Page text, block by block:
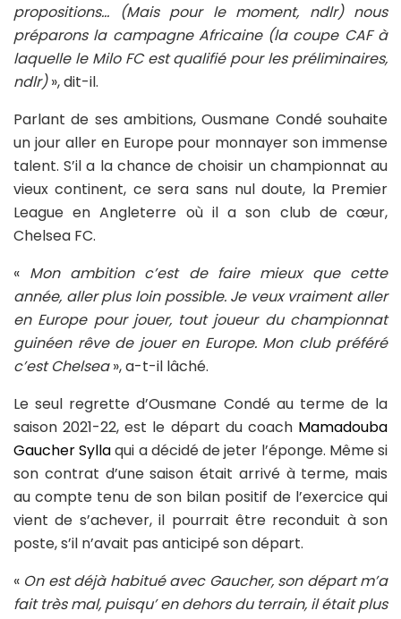
propositions… (Mais pour le moment, ndlr) nous
préparons la campagne Africaine (la coupe CAF à
laquelle le Milo FC est qualifié pour les préliminaires,
ndlr)», dit-il.
Parlant de ses ambitions, Ousmane Condé souhaite
un jour aller en Europe pour monnayer son immense
talent. S’il a la chance de choisir un championnat au
vieux continent, ce sera sans nul doute, la Premier
League en Angleterre où il a son club de cœur,
Chelsea FC.
« Mon ambition c’est de faire mieux que cette
année, aller plus loin possible. Je veux vraiment aller
en Europe pour jouer, tout joueur du championnat
guinéen rêve de jouer en Europe. Mon club préféré
c’est Chelsea», a-t-il lâché.
Le seul regrette d’Ousmane Condé au terme de la
saison 2021-22, est le départ du coach Mamadouba
Gaucher Syllaqui a décidé de jeter l’éponge. Même si
son contrat d’une saison était arrivé à terme, mais
au compte tenu de son bilan positif de l’exercice qui
vient de s’achever, il pourrait être reconduit à son
poste, s’il n’avait pas anticipé son départ.
« On est déjà habitué avec Gaucher, son départ m’a
fait très mal, puisqu’ en dehors du terrain, il était plus